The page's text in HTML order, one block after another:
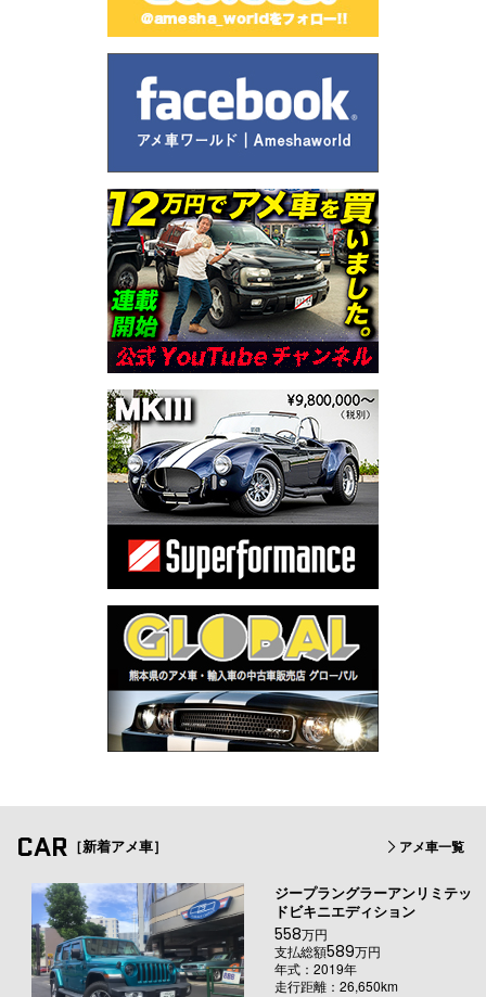
CAR ［新着アメ車］ アメ車一覧
ジープラングラーアンリミテッ
ドビキニエディション
558万円
支払総額589万円
年式：2019年
走行距離：26,650km